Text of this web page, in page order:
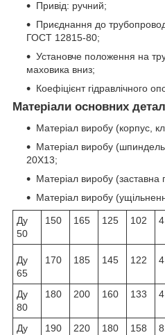
Привід: ручний;
Приєднання до
ГОСТ 12815-80;
Установче положення на
маховика вниз;
Коефіцієнт гідравлічного
Матеріали основних
Матеріал виробу (корпус,
Матеріал виробу
20Х13;
Матеріал виробу (заставна
Матеріал виробу
Ду
50
150 165 125 102 4
Ду
65
170 185 145 122 4
Ду
80
180 200 160 133 4
Ду 190 220 180 158 8